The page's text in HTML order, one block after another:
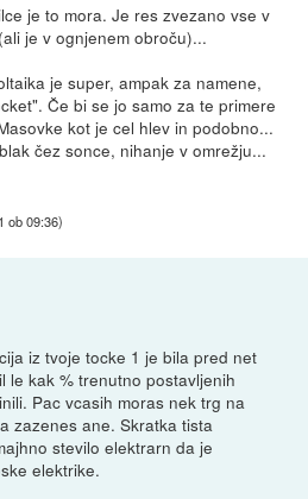
je to mora. Je res zvezano vse v
je v ognjenem obroču)...
je super, ampak za namene,
Če bi se jo samo za te primere
kot je cel hlev in podobno...
čez sonce, nihanje v omrežju...
ob 09:36)
iz tvoje tocke 1 je bila pred net
le kak % trenutno postavljenih
Pac vcasih moras nek trg na
zazenes ane. Skratka tista
stevilo elektrarn da je
elektrike.